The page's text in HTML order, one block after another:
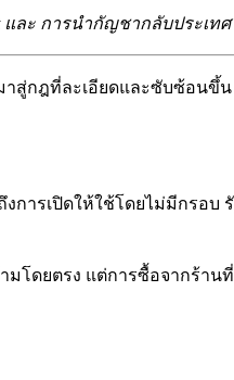
และ การนำกัญชากลับประเทศ
กฎที่ละเอียดและซับซ้อนขึ้
ารเปิดให้ใช้โดยไม่มีกรอ
มโดยตรง แต่การซื้อจากร้